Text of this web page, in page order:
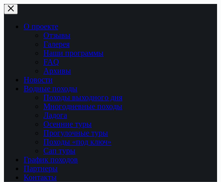
Перейти
к
сути
О проекте
Отзывы
Галерея
Наши программы
FAQ
Архивы
Новости
Водные походы
Походы выходного дня
Многодневные походы
Ладога
Осенние туры
Прогулочные туры
Походы «под ключ»
Сап туры
График походов
Партнеры
Контакты